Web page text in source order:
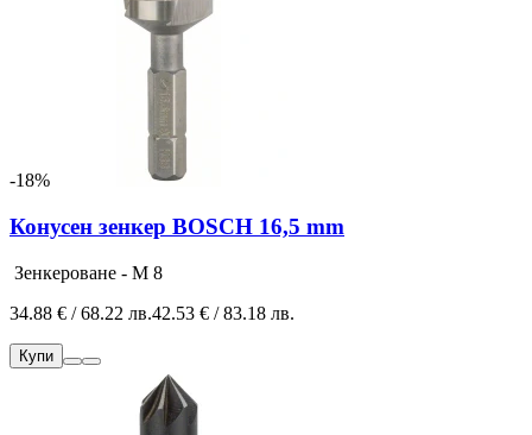
-18%
Конусен зенкер BOSCH 16,5 mm
Зенкероване - M 8
34.88 € / 68.22 лв.42.53 € / 83.18 лв.
Купи